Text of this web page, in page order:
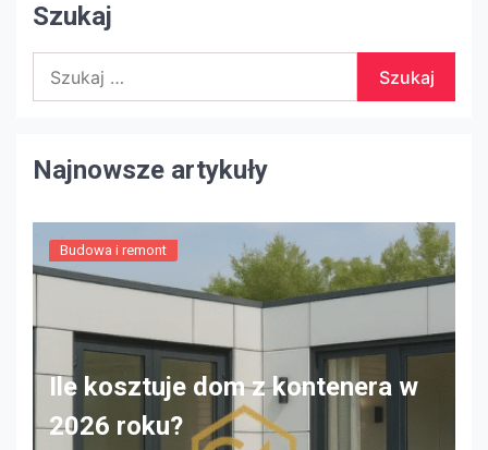
Szukaj
Najnowsze artykuły
Budowa i remont
Ile kosztuje dom z kontenera w
2026 roku?